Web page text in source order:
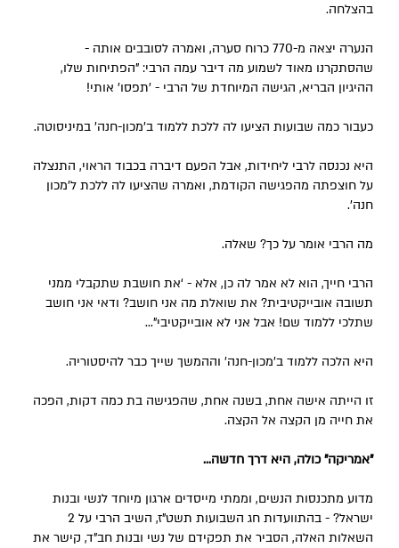
בהצלחה.
הנערה יצאה מ-‏770 כרוח סערה, ואמרה לסובבים אותה -
שהסתקרנו מאוד לשמוע מה דיבר עמה הרבי: "הפתיחות שלו,
ההיגיון הבריא, הגישה המיוחדת של הרבי - 'תפסו' אותי!
כעבור כמה שבועות הציעו לה ללכת ללמוד ב’מכון-חנה’ במיניסוטה.
היא נכנסה לרבי ליחידות, אבל הפעם דיברה בכבוד הראוי, התנצלה
על חוצפתה מהפגישה הקודמת, ואמרה שהציעו לה ללכת ל’מכון
חנה’.
מה הרבי אומר על כך? שאלה.
הרבי חייך, הוא לא אמר לה כן, אלא - ‘את חושבת שתקבלי ממני
תשובה אובייקטיבית? את שואלת מה אני חושב? ודאי אני חושב
שתלכי ללמוד שם! אבל אני לא אובייקטיבי”...
היא הלכה ללמוד ב’מכון-חנה’ וההמשך שייך כבר להיסטוריה.
זו הייתה אישה אחת, בשנה אחת, שהפגישה בת כמה דקות, הפכה
את חייה מן הקצה אל הקצה.
"אמריקה" כולה, היא דרך חדשה...
מדוע מתכנסות הנשים, וממתי מייסדים ארגון מיוחד לנשי ובנות
ישראל? - בהתוועדות חג השבועות תשט"ז, השיב הרבי על 2
השאלות האלה, הסביר את תפקידם של נשי ובנות חב"ד, קישר את